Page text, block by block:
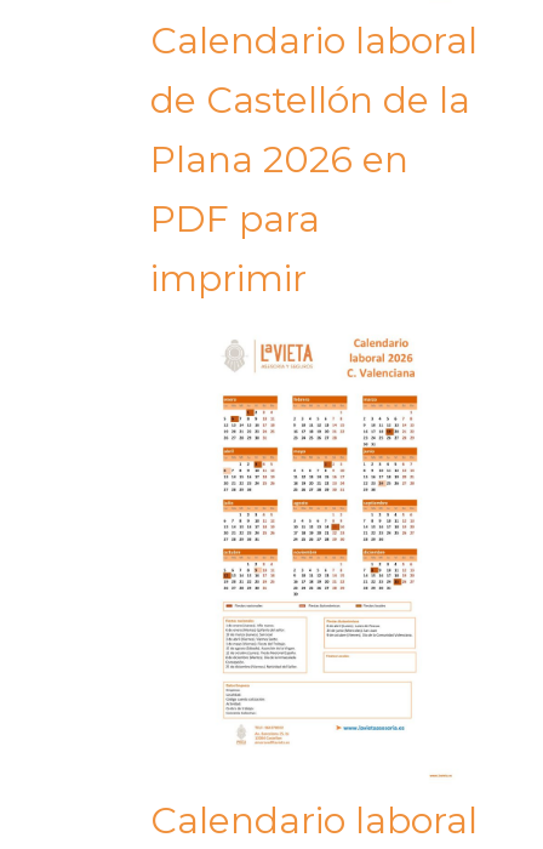
Calendario laboral
de Castellón de la
Plana 2026 en
PDF para
imprimir​
Calendario laboral